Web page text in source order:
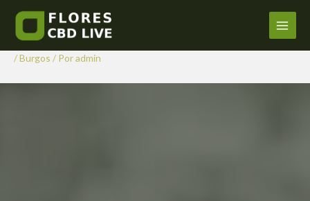
contenido
Main
Comprar Flores CBD en
Quintanapalla
/Burgos / Poradmin